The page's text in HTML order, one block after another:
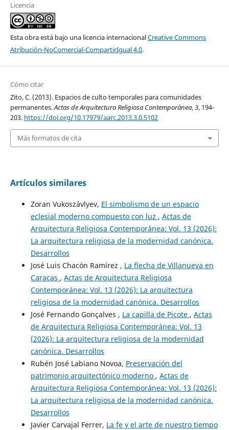
Licencia
Esta obra está bajo una licencia internacionalCreative Commons
Atribución-NoComercial-CompartirIgual 4.0.
Cómo citar
Zito, C. (2013). Espacios de culto temporales para comunidades
permanentes.Actas de Arquitectura Religiosa Contemporánea,3, 194-
203. https://doi.org/10.17979/aarc.2013.3.0.5102
Más formatos de cita
Artículos similares
Zoran Vukoszávlyev, El simbolismo de un espacio
eclesial moderno compuesto con luz , Actas de
Arquitectura Religiosa Contemporánea: Vol. 13 (2026):
La arquitectura religiosa de la modernidad canónica.
Desarrollos
José Luis Chacón Ramírez , La flecha de Villanueva en
Caracas , Actas de Arquitectura Religiosa
Contemporánea: Vol. 13 (2026): La arquitectura
religiosa de la modernidad canónica. Desarrollos
José Fernando Gonçalves , La capilla de Picote , Actas
de Arquitectura Religiosa Contemporánea: Vol. 13
(2026): La arquitectura religiosa de la modernidad
canónica. Desarrollos
Rubén José Labiano Novoa, Preservación del
patrimonio arquitectónico moderno , Actas de
Arquitectura Religiosa Contemporánea: Vol. 13 (2026):
La arquitectura religiosa de la modernidad canónica.
Desarrollos
Javier Carvajal Ferrer, La fe y el arte de nuestro tiempo